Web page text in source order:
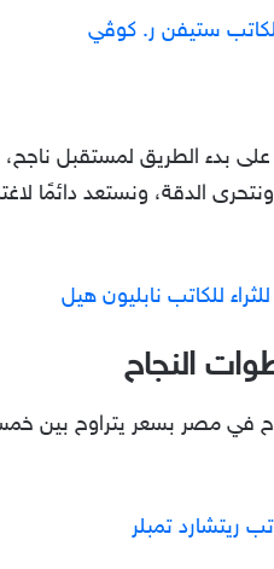
ستيفن ر. كوڤي
بدء الطريق لمستقبل
ونتحرى الدقة، ونستعد
للكاتب نابليون هيل
النجاح
في مصر بسعر يتراوح بين
ريتشارد تمبلر